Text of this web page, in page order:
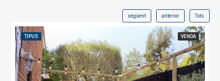
següent anterior Tots
VENDA
TIPUS